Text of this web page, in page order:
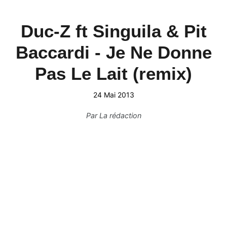
Duc-Z ft Singuila & Pit
Baccardi - Je Ne Donne
Pas Le Lait (remix)
24 Mai 2013
ParLa rédaction